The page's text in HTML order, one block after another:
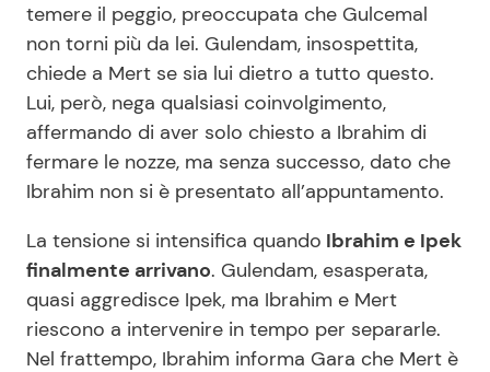
temere il peggio, preoccupata che Gulcemal
non torni più da lei. Gulendam, insospettita,
chiede a Mert se sia lui dietro a tutto questo.
Lui, però, nega qualsiasi coinvolgimento,
affermando di aver solo chiesto a Ibrahim di
fermare le nozze, ma senza successo, dato che
Ibrahim non si è presentato all’appuntamento.
La tensione si intensifica quando Ibrahim e Ipek
finalmente arrivano. Gulendam, esasperata,
quasi aggredisce Ipek, ma Ibrahim e Mert
riescono a intervenire in tempo per separarle.
Nel frattempo, Ibrahim informa Gara che Mert è